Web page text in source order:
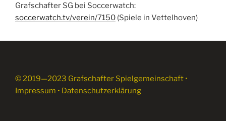
Grafschafter SG bei Soccerwatch:
soccerwatch.tv/verein/7150 (Spiele in Vettelhoven)
© 2019—2023 Grafschafter Spielgemeinschaft •
Impressum • Datenschutzerklärung